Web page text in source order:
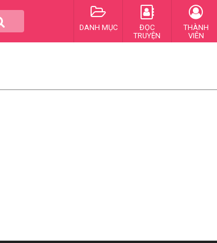
DANH MỤC
ĐỌC
TRUYỆN
THÀNH
VIÊN